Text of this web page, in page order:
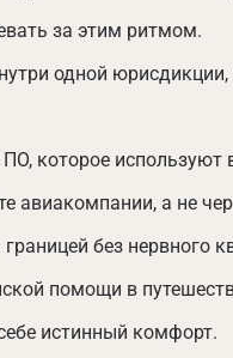
за этим ритмом.
одной
которое используют
авиакомпании, а не
без нервного
помощи в
истинный комфорт.